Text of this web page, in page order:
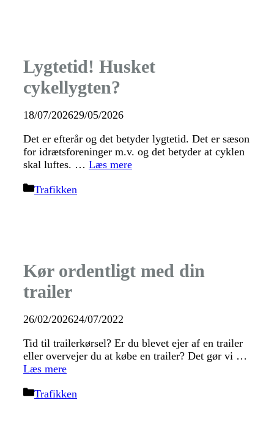
Lygtetid! Husket
cykellygten?
18/07/202629/05/2026
Det er efterår og det betyder lygtetid. Det er sæson
for idrætsforeninger m.v. og det betyder at cyklen
skal luftes. … Læs mere
Kategorier
Trafikken
Kør ordentligt med din
trailer
26/02/202624/07/2022
Tid til trailerkørsel? Er du blevet ejer af en trailer
eller overvejer du at købe en trailer? Det gør vi …
Læs mere
Kategorier
Trafikken